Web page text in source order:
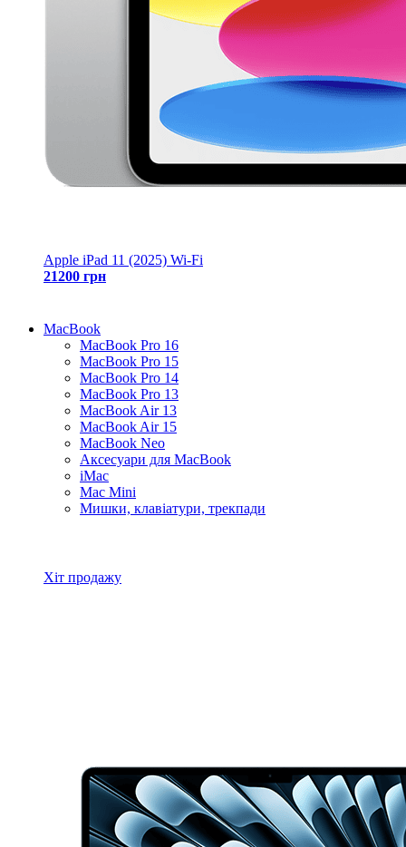
Apple iPad 11 (2025) Wi-Fi
21200 грн
MacBook
MacBook Pro 16
MacBook Pro 15
MacBook Pro 14
MacBook Pro 13
MacBook Air 13
MacBook Air 15
MacBook Neo
Аксесуари для MacBook
iMac
Mac Mini
Мишки, клавіатури, трекпади
Хіт продажу